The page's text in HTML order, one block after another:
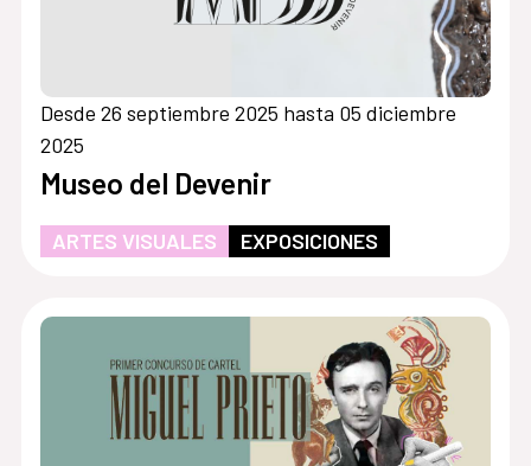
Desde 26 septiembre 2025 hasta 05 diciembre
2025
Museo del Devenir
ARTES VISUALES EXPOSICIONES